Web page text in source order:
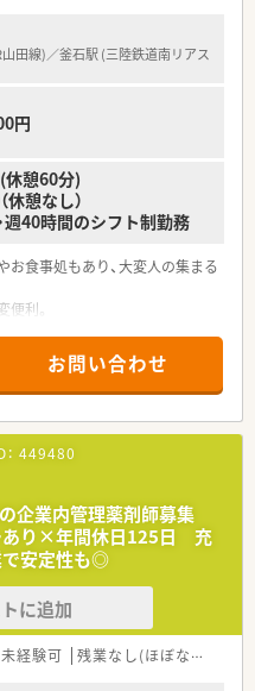
剤師としてのスキルアップだけ
研修も実施。もちろん薬剤師と
研究発表なども積極的に行って
ちよく働ける制度も充実。契約
田線)／釜石駅 (三陸鉄道南リアス
円
休憩60分)
憩なし）
週40時間のシフト制勤務
食事処もあり、大変人の集まる
利。
です。
手ドラッグストアです。
おり、安心してご就業頂けま
お問い合わせ
449480
企業内管理薬剤師募集
り×年間休日125日 充
安定性も◎
に追加
未経験可 残業なし(ほぼなし含む)